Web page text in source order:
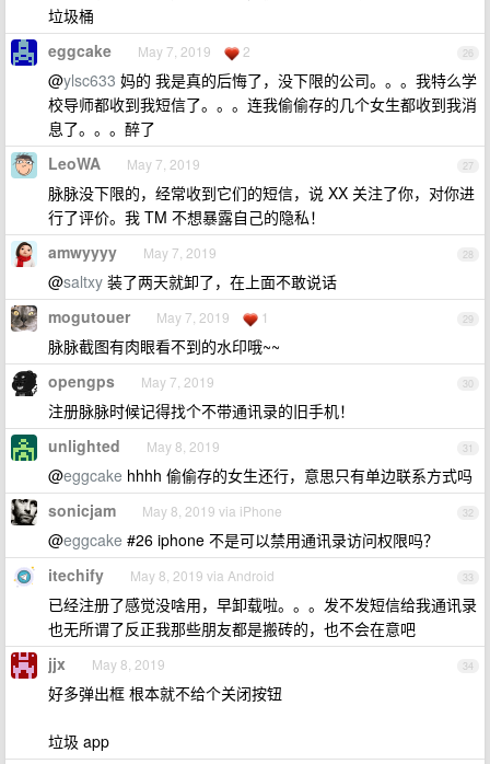
垃圾桶
26
eggcake May 7, 2019 2
@ylsc633 妈的 我是真的后悔了，没下限的公司。。。我特么学
校导师都收到我短信了。。。连我偷偷存的几个女生都收到我消
息了。。。醉了
27
LeoWA May 7, 2019
脉脉没下限的，经常收到它们的短信，说 XX 关注了你，对你进
行了评价。我 TM 不想暴露自己的隐私！
28
amwyyyy May 7, 2019
@saltxy 装了两天就卸了，在上面不敢说话
29
mogutouer May 7, 2019 1
脉脉截图有肉眼看不到的水印哦~~
30
opengps May 7, 2019
注册脉脉时候记得找个不带通讯录的旧手机！
31
unlighted May 8, 2019
@eggcake hhhh 偷偷存的女生还行，意思只有单边联系方式吗
32
sonicjam May 8, 2019 via iPhone
@eggcake #26 iphone 不是可以禁用通讯录访问权限吗？
33
itechify May 8, 2019 via Android
已经注册了感觉没啥用，早卸载啦。。。发不发短信给我通讯录
也无所谓了反正我那些朋友都是搬砖的，也不会在意吧
34
jjx May 8, 2019
好多弹出框 根本就不给个关闭按钮
垃圾 app